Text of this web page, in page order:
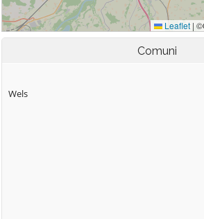
Comuni
Wels